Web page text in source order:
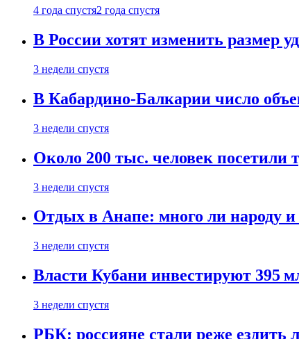
4 года спустя2 года спустя
В России хотят изменить размер
3 недели спустя
В Кабардино-Балкарии число
3 недели спустя
Около 200 тыс. человек посетили
3 недели спустя
Отдых в Анапе: много ли народу и
3 недели спустя
Власти Кубани инвестируют 395
3 недели спустя
РБК: россияне стали реже ездить